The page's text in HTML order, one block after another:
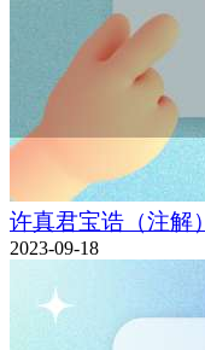
许真君宝诰（注解）
2023-09-18